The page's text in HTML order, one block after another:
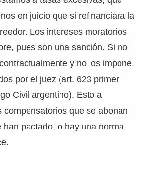
en juicio que si refinanciara la
Los intereses moratorios
pues son una sanción. Si no
y no los impone
por el juez (art. 623 primer
Civil argentino). Esto a
compensatorios que se abonan
han pactado, o hay una norma